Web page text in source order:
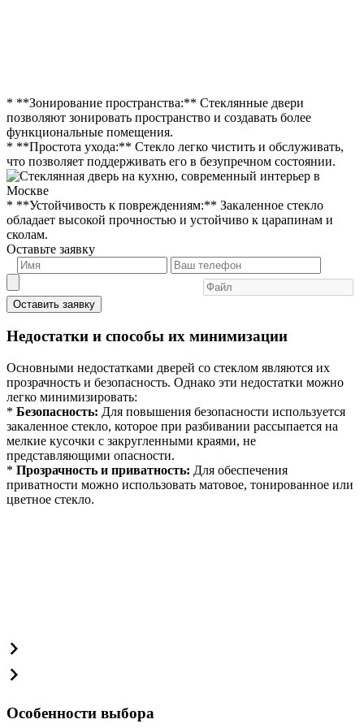
* **Зонирование пространства:** Стеклянные двери
позволяют зонировать пространство и создавать более
функциональные помещения.
* **Простота ухода:** Стекло легко чистить и обслуживать,
что позволяет поддерживать его в безупречном состоянии.
* **Устойчивость к повреждениям:** Закаленное стекло
обладает высокой прочностью и устойчиво к царапинам и
сколам.
Оставьте заявку
Оставить заявку
Недостатки и способы их минимизации
Основными недостатками дверей со стеклом являются их
прозрачность и безопасность. Однако эти недостатки можно
легко минимизировать:
* Безопасность: Для повышения безопасности используется
закаленное стекло, которое при разбивании рассыпается на
мелкие кусочки с закругленными краями, не
представляющими опасности.
* Прозрачность и приватность: Для обеспечения
приватности можно использовать матовое, тонированное или
цветное стекло.
Особенности выбора